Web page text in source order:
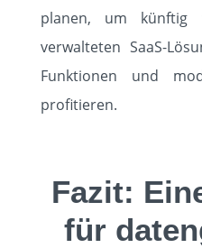
planen, um künftig
verwalteten SaaS-
Funktionen und
profitieren.
Fazit:
für